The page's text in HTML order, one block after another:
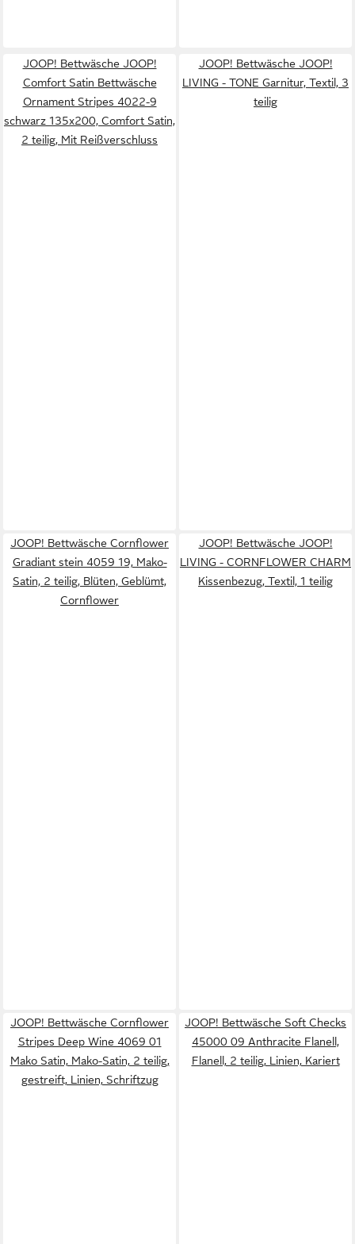
JOOP! Bettwäsche JOOP!
Comfort Satin Bettwäsche
Ornament Stripes 4022-9
schwarz 135x200, Comfort Satin,
2 teilig, Mit Reißverschluss
JOOP! Bettwäsche JOOP!
LIVING - TONE Garnitur, Textil, 3
teilig
JOOP! Bettwäsche Cornflower
Gradiant stein 4059 19, Mako-
Satin, 2 teilig, Blüten, Geblümt,
Cornflower
JOOP! Bettwäsche JOOP!
LIVING - CORNFLOWER CHARM
Kissenbezug, Textil, 1 teilig
JOOP! Bettwäsche Cornflower
Stripes Deep Wine 4069 01
Mako Satin, Mako-Satin, 2 teilig,
gestreift, Linien, Schriftzug
JOOP! Bettwäsche Soft Checks
45000 09 Anthracite Flanell,
Flanell, 2 teilig, Linien, Kariert